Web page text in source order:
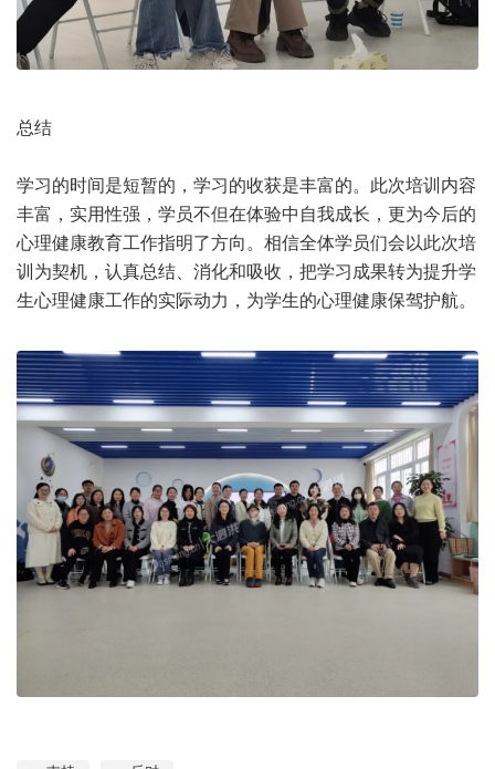
总结
学习的时间是短暂的，学习的收获是丰富的。此次培训内容
丰富，实用性强，学员不但在体验中自我成长，更为今后的
心理健康教育工作指明了方向。相信全体学员们会以此次培
训为契机，认真总结、消化和吸收，把学习成果转为提升学
生心理健康工作的实际动力，为学生的心理健康保驾护航。